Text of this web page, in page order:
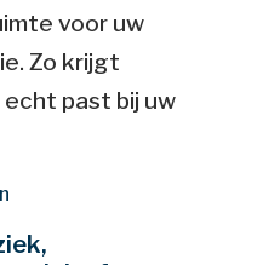
voor uw
Zo krijgt
echt past bij uw